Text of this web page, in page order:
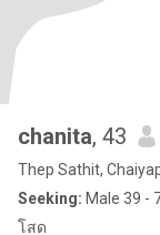
chanita, 43
Thep Sathit,
Seeking: Male 39 -
โสด